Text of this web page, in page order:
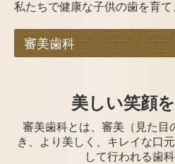
私たちで健康な子供の歯を育て
審美歯科
美しい笑顔
審美歯科とは、審美（見た目
き、より美しく、キレイな口
して行われる歯